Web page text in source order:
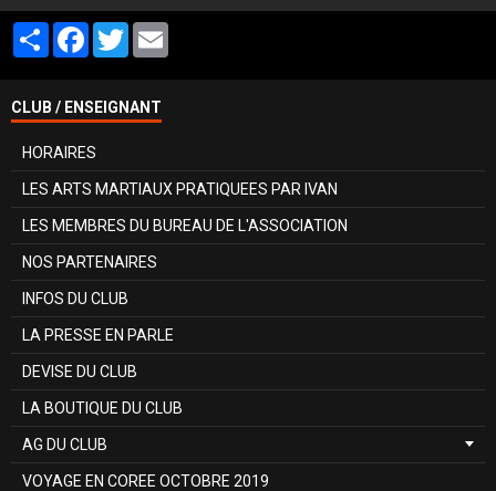
PartagerFacebook
Twitter
CLUB / ENSEIGNANT
HORAIRES
LES ARTS MARTIAUX PRATIQUEES PAR IVAN
LES MEMBRES DU BUREAU DE L'ASSOCIATION
NOS PARTENAIRES
INFOS DU CLUB
LA PRESSE EN PARLE
DEVISE DU CLUB
LA BOUTIQUE DU CLUB
AG DU CLUB
VOYAGE EN COREE OCTOBRE 2019